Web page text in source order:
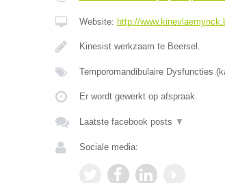
Website: http://
Kinesist werkzaam te Beersel.
Temporomandibulaire Dysfuncties
Er wordt gewerkt op afspraak.
Laatste facebook posts ▼
Sociale media: